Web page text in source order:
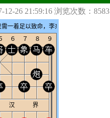
12-26 21:59:16 浏览次数：8583